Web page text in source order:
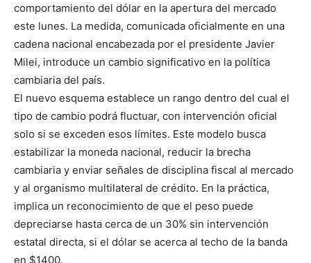
comportamiento del dólar en la apertura del mercado
este lunes. La medida, comunicada oficialmente en una
cadena nacional encabezada por el presidente Javier
Milei, introduce un cambio significativo en la política
cambiaria del país.
El nuevo esquema establece un rango dentro del cual el
tipo de cambio podrá fluctuar, con intervención oficial
solo si se exceden esos límites. Este modelo busca
estabilizar la moneda nacional, reducir la brecha
cambiaria y enviar señales de disciplina fiscal al mercado
y al organismo multilateral de crédito. En la práctica,
implica un reconocimiento de que el peso puede
depreciarse hasta cerca de un 30% sin intervención
estatal directa, si el dólar se acerca al techo de la banda
en $1400.